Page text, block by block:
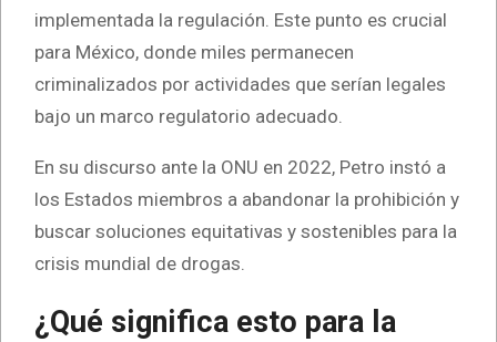
implementada la regulación. Este punto es crucial
para México, donde miles permanecen
criminalizados por actividades que serían legales
bajo un marco regulatorio adecuado.
En su discurso ante la ONU en 2022, Petro instó a
los Estados miembros a abandonar la prohibición y
buscar soluciones equitativas y sostenibles para la
crisis mundial de drogas.
¿Qué significa esto para la